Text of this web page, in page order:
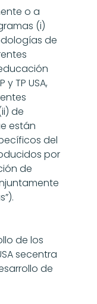
o a
(i)
de
TP USA,
de
están
del
por
de
de los
secentra
de